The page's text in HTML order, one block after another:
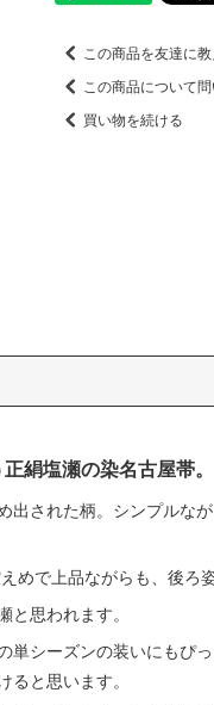
この商品を友達に
この商品について
買い物を続ける
絹塩瀬の染名古屋帯。
された柄。シンプルな
めで上品ながらも、後ろ
と思われます。
シーズンの装いにもぴ
ると思います。